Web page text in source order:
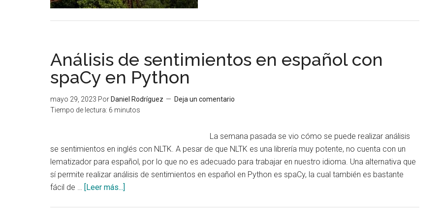
Análisis de sentimientos en español con
spaCy en Python
mayo 29, 2023 Por Daniel Rodríguez
Deja un comentario
Tiempo de lectura: 6 minutos
La semana pasada se vio cómo se puede realizar análisis
se sentimientos en inglés con NLTK. A pesar de que NLTK es una librería muy potente, no cuenta con un
lematizador para español, por lo que no es adecuado para trabajar en nuestro idioma. Una alternativa que
sí permite realizar análisis de sentimientos en español en Python es spaCy, la cual también es bastante
fácil de … [Leer más...]